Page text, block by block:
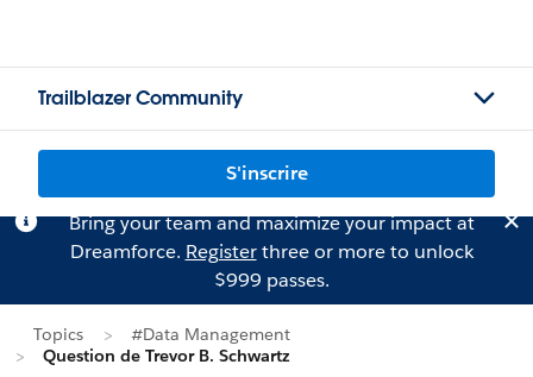
Trailblazer Community
S'inscrire
Bring your team and maximize your impact at
Dreamforce. Registerthree or more to unlock
$999 passes.
Topics
#Data Management
Question de Trevor B. Schwartz